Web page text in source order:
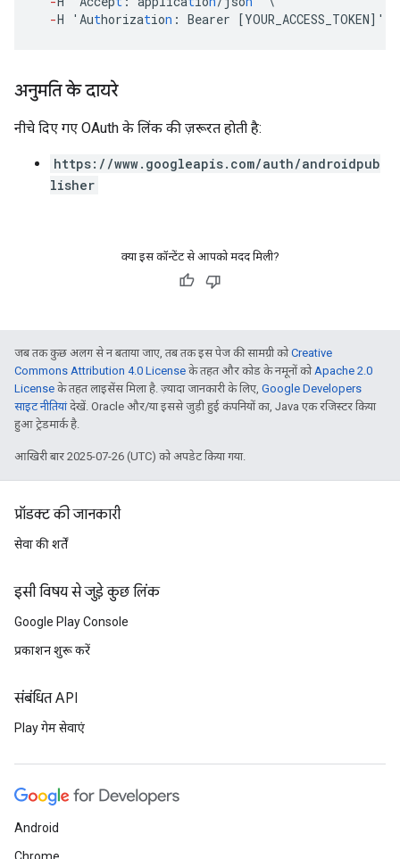
-H 'Authorization : Bearer [YOUR_ACCESS_TOKEN] '
अनुमति के दायरे
नीचे दिए गए OAuth के लिंक की ज़रूरत हाेती है:
https://www.googleapis.com/auth/androidpub
lisher
क्या इस कॉन्टेंट से आपको मदद मिली?
जब तक कुछ अलग से न बताया जाए, तब तक इस पेज की सामग्री कोCreative
Commons Attribution 4.0 License के तहत और कोड के नमूनों कोApache 2.0
License के तहत लाइसेंस मिला है. ज़्यादा जानकारी के लिए, Google Developers
साइट नीतियांदेखें. Oracle और/या इससे जुड़ी हुई कंपनियों का, Java एक रजिस्टर किया
हुआ ट्रेडमार्क है.
आखिरी बार 2025-07-26 (UTC) को अपडेट किया गया.
प्रॉडक्ट की जानकारी
सेवा की शर्तें
इसी विषय से जुड़े कुछ लिंक
Google Play Console
प्रकाशन शुरू करें
संबंधित API
Play गेम सेवाएं
Android